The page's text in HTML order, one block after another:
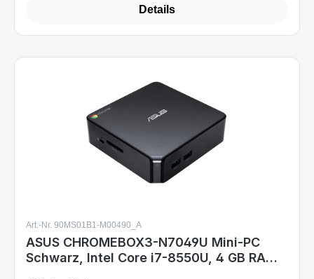
Details
Art.-Nr. 90MS01B1-M00490_A
ASUS CHROMEBOX3-N7049U Mini-PC
Schwarz, Intel Core i7-8550U, 4 GB RAM,